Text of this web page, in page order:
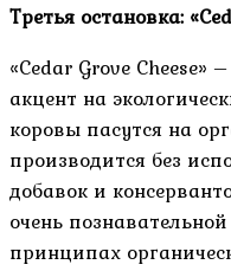
Третья остановка:
«Cedar Grove Cheese»
акцент на
коровы пасутся на
производится без
добавок и
очень
принципах